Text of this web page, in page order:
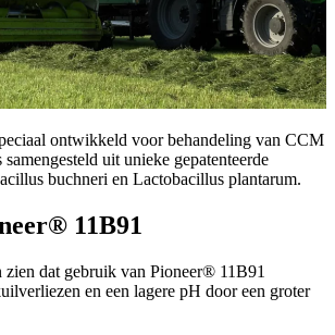
ontwikkeld voor behandeling van CCM
uit unieke gepatenteerde
buchneri en Lactobacillus plantarum.
11B91
zien dat gebruik van Pioneer® 11B91
en een lagere pH door een groter